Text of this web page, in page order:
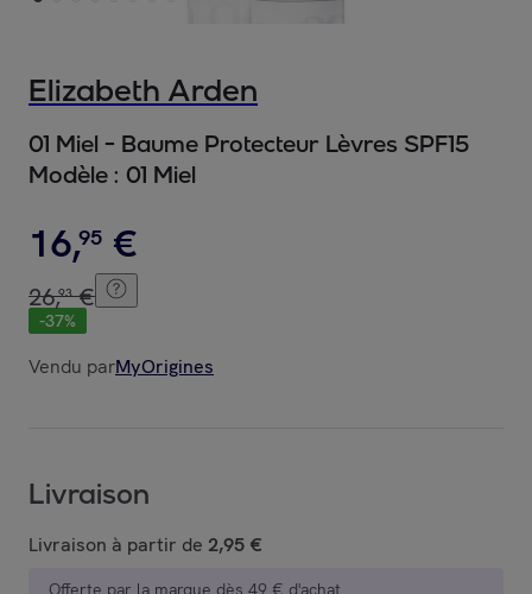
Elizabeth Arden
01 Miel - Baume Protecteur Lèvres SPF15
Modèle : 01 Miel
16,95 €
26,93 €
-37%
Vendu parMyOrigines
Livraison
Livraison à partir de 2,95 €
Offerte par la marque dès 49 € d'achat